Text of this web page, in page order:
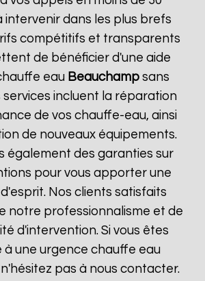
intervenir dans les plus brefs
compétitifs et transparents
de bénéficier d'une aide
eau Beauchampsans
services incluent la réparation
de vos chauffe-eau, ainsi
de nouveaux équipements.
également des garanties sur
pour vous apporter une
Nos clients satisfaits
notre professionnalisme et de
d'intervention. Si vous êtes
une urgence chauffe eau
n'hésitez pas à nous contacter.